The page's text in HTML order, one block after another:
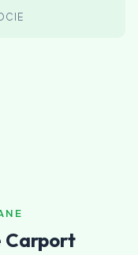
Carport